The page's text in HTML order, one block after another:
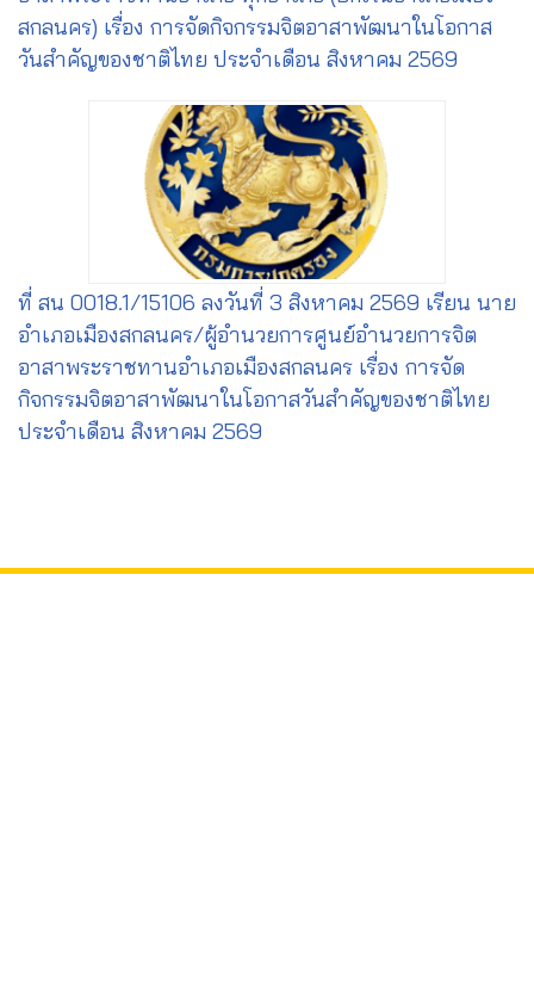
สกลนคร) เรื่อง การจัดกิจกรรมจิตอาสาพัฒนาในโอกาส
วันสำคัญของชาติไทย ประจำเดือน สิงหาคม 2569
ที่ สน 0018.1/15106 ลงวันที่ 3 สิงหาคม 2569 เรียน นาย
อำเภอเมืองสกลนคร/ผู้อำนวยการศูนย์อำนวยการจิต
อาสาพระราชทานอำเภอเมืองสกลนคร เรื่อง การจัด
กิจกรรมจิตอาสาพัฒนาในโอกาสวันสำคัญของชาติไทย
ประจำเดือน สิงหาคม 2569